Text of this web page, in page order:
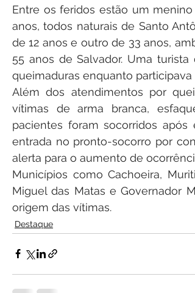
Entre os feridos estão um
anos, todos naturais de Santo
de 12 anos e outro de 33 anos,
55 anos de Salvador. Uma
queimaduras enquanto
Além dos atendimentos por
vítimas de arma branca,
pacientes foram socorridos
entrada no pronto-socorro por
alerta para o aumento de
Municípios como Cachoeira,
Miguel das Matas e Governador
origem das vítimas.
Destaque